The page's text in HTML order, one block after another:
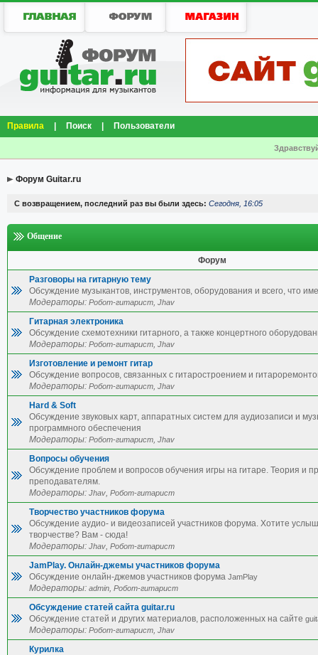
Правила Поиск Пользователи
Форум Guitar.ru
С возвращением, последний раз вы были здесь: Сегодня, 16:05
Общение
Форум
Разговоры на гитарную тему
Обсуждение музыкантов, инструментов, оборудования и всего, что
Модераторы: Робот-гитарист, Jhav
Гитарная электроника
Обсуждение схемотехники гитарного, а также концертного
Модераторы: Робот-гитарист, Jhav
Изготовление и ремонт гитар
Обсуждение вопросов, связанных с гитаростроением и
Модераторы: Робот-гитарист, Jhav
Hard & Soft
Обсуждение звуковых карт, аппаратных систем для аудиозаписи и
программного обеспечения
Модераторы: Робот-гитарист, Jhav
Вопросы обучения
Обсуждение проблем и вопросов обучения игры на гитаре. Теория и
преподавателям.
Модераторы: Jhav, Робот-гитарист
Творчество участников форума
Обсуждение аудио- и видеозаписей участников форума. Хотите
творчестве? Вам - сюда!
Модераторы: Jhav, Робот-гитарист
JamPlay. Онлайн-джемы участников форума
Обсуждение онлайн-джемов участников форума JamPlay
Модераторы: admin, Робот-гитарист
Обсуждение статей сайта guitar.ru
Обсуждение статей и других материалов, расположенных на сайте
Модераторы: Робот-гитарист, Jhav
Курилка